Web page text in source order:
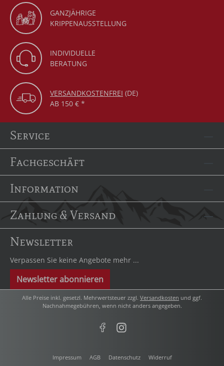
GANZJÄHRIGE
KRIPPENAUSSTELLUNG
INDIVIDUELLE
BERATUNG
VERSANDKOSTENFREI (DE)
AB 150 € *
Service
Fachgeschäft
Information
Zahlung & Versand
Newsletter
Verpassen Sie keine Angebote mehr ...
Newsletter abonnieren
Alle Preise inkl. gesetzl. Mehrwertsteuer zzgl. Versandkosten und ggf.
Nachnahmegebühren, wenn nicht anders angegeben.
Impressum AGB Datenschutz Widerruf